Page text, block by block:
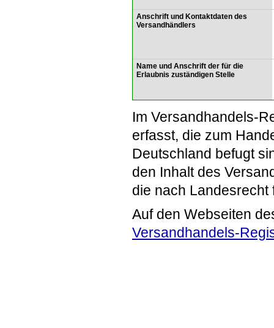
Anschrift und Kontaktdaten des
Versandhändlers
Name und Anschrift der für die
Erlaubnis zuständigen Stelle
Im Versandhandels-
erfasst, die zum
Deutschland befugt
den Inhalt des
die nach Landesrecht
Auf den Webseiten
Versandhandels-